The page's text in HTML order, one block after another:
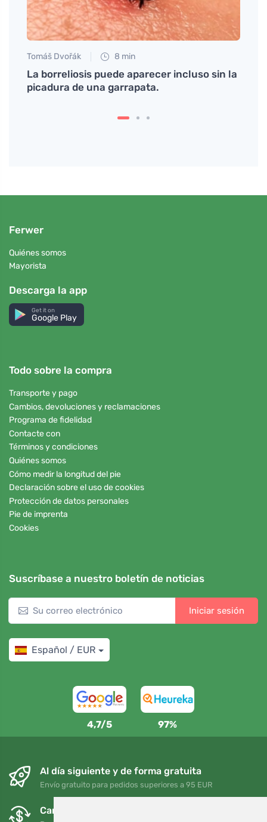
Tomáš Dvořák 8 min
La borreliosis puede aparecer incluso sin la
picadura de una garrapata.
Ferwer
Quiénes somos
Mayorista
Descarga la app
Get it on
Google Play
Todo sobre la compra
Transporte y pago
Cambios, devoluciones y reclamaciones
Programa de fidelidad
Contacte con
Términos y condiciones
Quiénes somos
Cómo medir la longitud del pie
Declaración sobre el uso de cookies
Protección de datos personales
Pie de imprenta
Cookies
Suscríbase a nuestro boletín de noticias
Iniciar sesión
Español / EUR
4,7/5 97%
Al día siguiente y de forma gratuita
Envío gratuito para pedidos superiores a 95 EUR
Cambios y devoluciones gratuitos